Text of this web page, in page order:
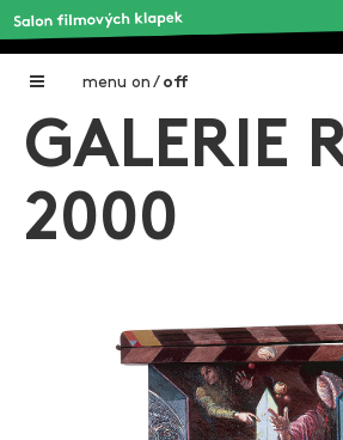
menu on / off
Home
Galerie filmových klapek
O projektu
Aktuální výstavy
GALERIE
2000